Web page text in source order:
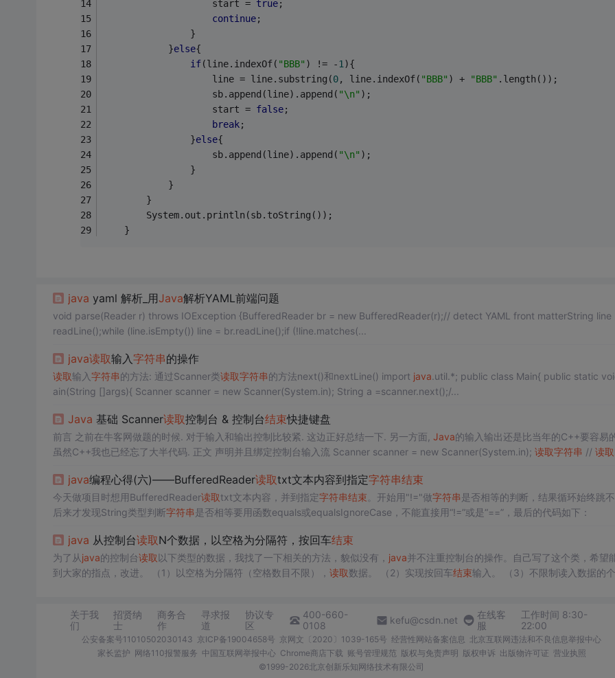
					start =
true;
continue;
				}
			}
else{
if(line.indexOf( "BBB" ) != -1 ){
					line = line.substring(
0, line.indexOf( "BBB" ) + "BBB" .length());
					sb.append(line).append(
"\n" );
					start =
false;
break;
				}
else{
					sb.append(line).append(
"\n" );
				}
			}
		}
		System.out.println(sb.toString());
	}
java yaml 解析_用Java解析YAML前端问题
void parse(Reader r) throws IOException {BufferedReader br = new BufferedReader(r);// detect YAML front matterString line
readLine();while (line.isEmpty()) line = br.readLine();if (!line.matches(...
java读取输入字符串的操作
读取输入字符串的方法: 通过Scanner类读取字符串的方法next()和nextLine() import java .util.*; public class Main{ public static void m
ain(String []args){ Scanner scanner = new Scanner(System.in); String a =scanner.next();/...
Java 基础 Scanner读取控制台 & 控制台结束快捷键盘
前言 之前在牛客网做题的时候. 对于输入和输出控制比较紧. 这边正好总结一下. 另一方面, Java的输入输出还是比当年的C++要容易
虽然C++我也已经忘了大半代码. 正文 声明并且绑定控制台输入流 Scanner scanner = new Scanner(System.in); 读取字符串 // 读取
java编程心得(六)——BufferedReader读取txt文本内容到指定字符串结束
今天做项目时想用BufferedReader读取txt文本内容，并到指定字符串结束 。开始用"!="做字符串是否相等的判断，结果循环始终跳不
后来才发现String类型判断字符串是否相等要用函数equals或equalsIgnoreCase，不能直接用“!=”或是“==”，最后的代码如下：
java 从控制台读取N个数据，以空格为分隔符，按回车结束
为了从java的控制台读取以下类型的数据，我找了一下相关的方法，貌似没有， java并不注重控制台的操作。自己写了这个类，希望
到大家的指点，改进。 （1）以空格为分隔符（空格数目不限）， 读取数据。 （2）实现按回车结束输入。 （3）不限制读入数据的
关于我
们
招贤纳
士
商务合
作
寻求报
道
协议专
区
400-660-
0108
kefu@csdn.net
在线客
服
工作时间 8:30-
22:00
公安备案号11010502030143 京ICP备19004658号 京网文〔2020〕1039-165号 经营性网站备案信息 北京互联网违法和不良信息举报中心
家长监护 网络110报警服务 中国互联网举报中心 Chrome商店下载 账号管理规范 版权与免责声明 版权申诉 出版物许可证 营业执照
©1999-2026北京创新乐知网络技术有限公司